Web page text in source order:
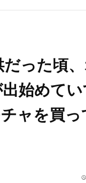
だった頃
始めてい
ャを買っ
time